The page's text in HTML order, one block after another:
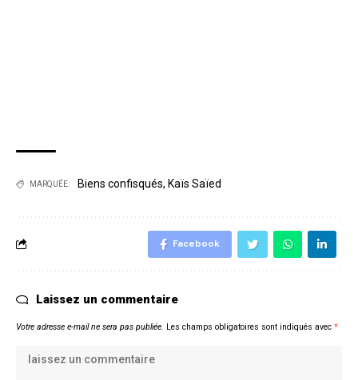
MARQUÉE: Biens confisqués, Kaïs Saïed
Facebook
Laissez un commentaire
Votre adresse e-mail ne sera pas publiée. Les champs obligatoires sont indiqués avec *